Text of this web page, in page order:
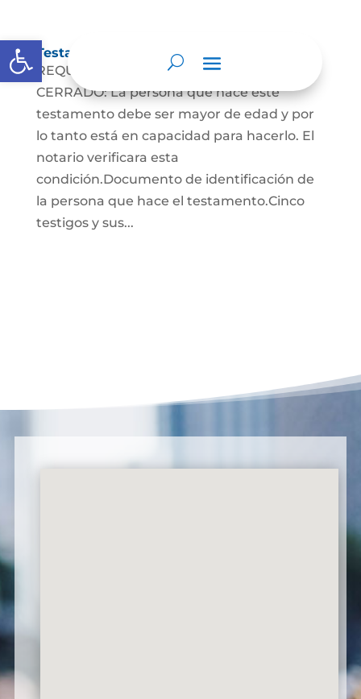
Abrir barra de herramientas
Testamento Cerrado
REQUISITOS PARA EL TESTAMENTO
CERRADO: La persona que hace este
testamento debe ser mayor de edad y por
lo tanto está en capacidad para hacerlo. El
notario verificara esta
condición.Documento de identificación de
la persona que hace el testamento.Cinco
testigos y sus...